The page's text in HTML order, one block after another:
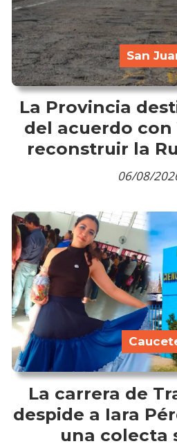
La Provincia
del acuerdo con
reconstruir la
San
06/08/
La carrera de
despide a Iara
una colecta